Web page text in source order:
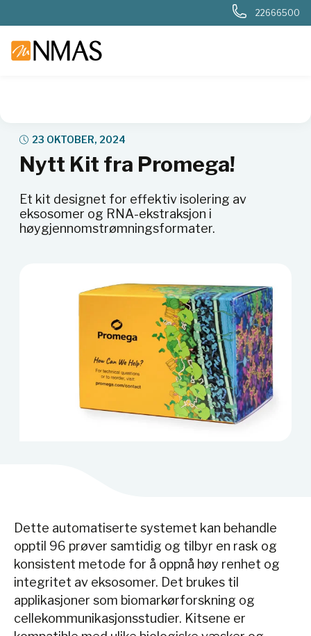
22666500
23 OKTOBER, 2024
Nytt Kit fra Promega!
Et kit designet for effektiv isolering av
eksosomer og RNA-ekstraksjon i
høygjennomstrømningsformater.
Dette automatiserte systemet kan behandle
opptil 96 prøver samtidig og tilbyr en rask og
konsistent metode for å oppnå høy renhet og
integritet av eksosomer. Det brukes til
applikasjoner som biomarkørforskning og
cellekommunikasjonsstudier. Kitsene er